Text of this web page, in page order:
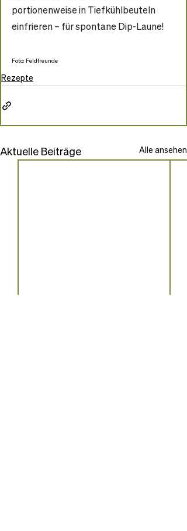
portionenweise in Tiefkühlbeuteln
einfrieren – für spontane Dip-Laune!
Foto: Feldfreunde
Rezepte
Aktuelle Beiträge Alle ansehen